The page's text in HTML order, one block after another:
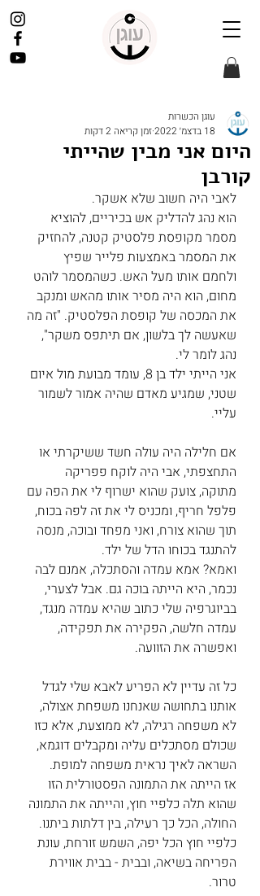
היום אני מבין שהייתי
קורבן
עוגן הכשרות
18 בדצמ׳ 2022
זמן קריאה 2 דקות
לאבי היה חשוב שלא אשקר.
הוא נהג להדליק אש בכיריים, להוציא
מסמר מקופסת פלסטיק קטנה, להחזיק
את המסמר באמצעות פלייר שפיץ
ולחמם אותו מעל האש. כשהמסמר לוהט
מחום, הוא היה מסיר אותו מהאש ומנקב
את המכסה של קופסת הפלסטיק. "זה מה
שאעשה לך בלשון, אם תיתפס משקר",
נהג לומר לי.
אני הייתי ילד בן 8, עומד מבועת מול איום
שטני, שמגיע מאדם שהיה אמור לשמור
עליי.
אם חלילה היה עולה חשד ששיקרתי או
התחצפתי, אבי היה לוקח פפריקה
מתוקה, צועק שהוא ישרוף לי את הפה עם
פלפל חריף, ומכניס לי את זה לפה בכוח,
תוך שהוא צורח, ואני מפחד ובוכה, מנסה
להתנגד בכוחו הדל של ילד.
ואמא? אמא עמדה והסתכלה, אמנם לבה
נכמר, היא הייתה בוכה גם. אבל לצערי,
בביוגרפיה שלי כתוב שהיא עמדה מנגד,
עמדה חלשה, הפקירה את תפקידה,
ואפשרה את הזוועה.
כל זה עדיין לא הפריע לאבא שלי לגדל
אותנו בתחושה שאנחנו משפחת אצולה,
לא משפחה רגילה, לא ממוצעת, אלא כזו
שכולם מסתכלים עליה ומקבלים דוגמא,
השראה לאיך נראית משפחה למופת.
אז הייתה את התמונה הפסטורלית הזו
שהוא תלה כלפיי חוץ, והייתה את התמונה
החולה, הכל כך רעילה, בין דלתות ביתנו.
כלפיי חוץ הכל יפה, השמש זורחת, עונת
הפריחה בשיאה, ובבית - בבית אווירת
טרור.